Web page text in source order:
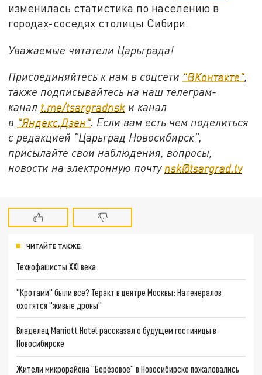
изменилась статистика по населению в
городах-соседях столицы Сибири.
Уважаемые читатели Царьграда!
Присоединяйтесь к нам в соцсети "ВКонтакте",
также подписывайтесь на наш телеграм-
канал t.me/tsargradnsk и канал
в "Яндекс.Дзен". Если вам есть чем поделиться
с редакцией "Царьград Новосибирск",
присылайте свои наблюдения, вопросы,
новости на электронную почту nsk@tsargrad.tv
ЧИТАЙТЕ ТАКЖЕ:
Технофашисты XXI века
"Кротами" были все? Теракт в центре Москвы: На генералов
охотятся "живые дроны"
Владелец Marriott Hotel рассказал о будущем гостиницы в
Новосибирске
Жители микрорайона "Берёзовое" в Новосибирске пожаловались